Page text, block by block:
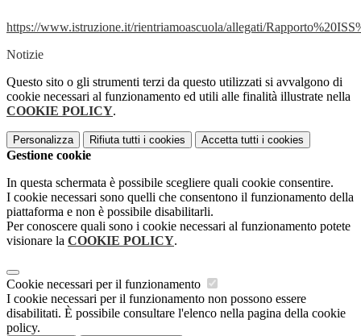
https://www.istruzione.it/rientriamoascuola/allegati/
Notizie
Questo sito o gli strumenti terzi da questo utilizzati si avvalgono di
cookie necessari al funzionamento ed utili alle finalità illustrate nella
COOKIE POLICY.
Personalizza Rifiuta tutti i cookies Accetta tutti i cookies
Gestione cookie
In questa schermata è possibile scegliere quali cookie consentire.
I cookie necessari sono quelli che consentono il funzionamento della
piattaforma e non è possibile disabilitarli.
Per conoscere quali sono i cookie necessari al funzionamento potete
visionare la COOKIE POLICY.
Cookie necessari per il funzionamento
I cookie necessari per il funzionamento non possono essere
disabilitati. È possibile consultare l'elenco nella pagina della cookie
policy.